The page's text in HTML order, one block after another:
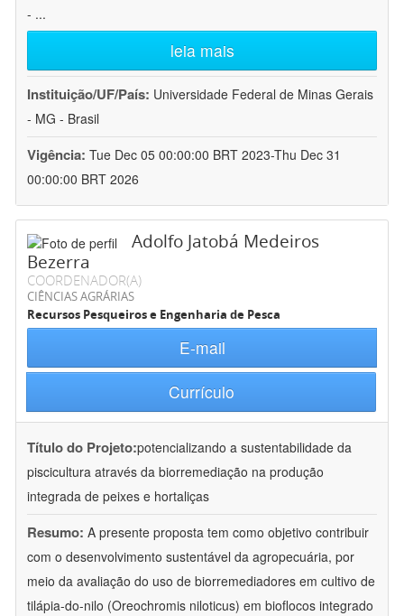
- ...
leia mais
Instituição/UF/País: Universidade Federal de Minas Gerais
- MG - Brasil
Vigência: Tue Dec 05 00:00:00 BRT 2023-Thu Dec 31
00:00:00 BRT 2026
Adolfo Jatobá Medeiros
Bezerra
COORDENADOR(A)
CIÊNCIAS AGRÁRIAS
Recursos Pesqueiros e Engenharia de Pesca
E-mail
Currículo
Título do Projeto:potencializando a sustentabilidade da
piscicultura através da biorremediação na produção
integrada de peixes e hortaliças
Resumo: A presente proposta tem como objetivo contribuir
com o desenvolvimento sustentável da agropecuária, por
meio da avaliação do uso de biorremediadores em cultivo de
tilápia-do-nilo (Oreochromis niloticus) em bioflocos integrado